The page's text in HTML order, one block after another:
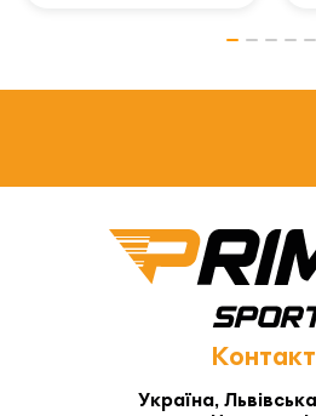
Україна,